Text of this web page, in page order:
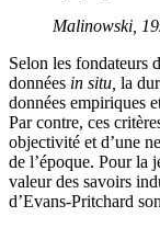
Malinowski,
Selon les fondateurs
données in situ, la
données empiriques
Par contre, ces
objectivité et d’une
de l’époque. Pour la
valeur des savoirs
d’Evans-Pritchard